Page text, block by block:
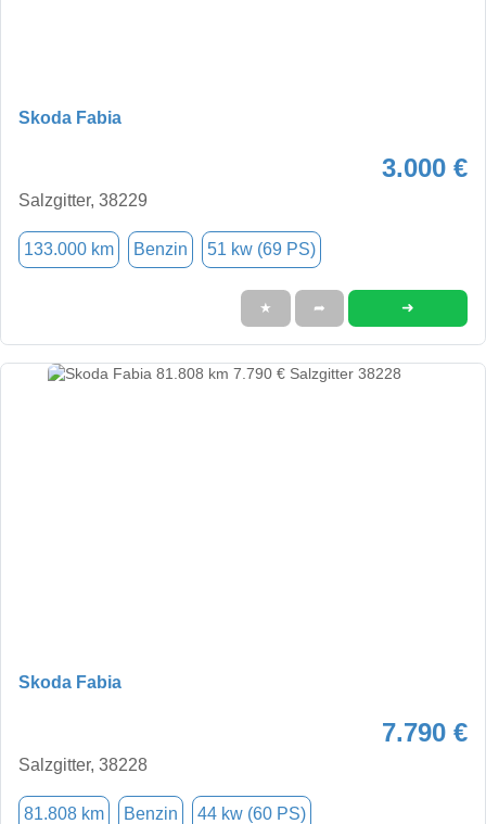
Skoda Fabia
3.000 €
Salzgitter, 38229
133.000 km Benzin 51 kw (69 PS)
★ ➦ ➜
Skoda Fabia
7.790 €
Salzgitter, 38228
81.808 km Benzin 44 kw (60 PS)